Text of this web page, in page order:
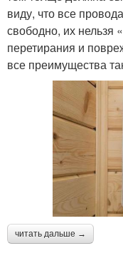
виду, что все
свободно, их нельзя
перетирания и
все преимущества
читать дальше →